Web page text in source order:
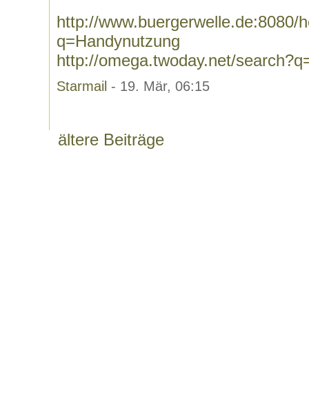
http://www.buergerwelle.de:8080/
q=Handynutzung
http://omega.twoday.net/
Starmail - 19. Mär, 06:15
ältere Beiträge